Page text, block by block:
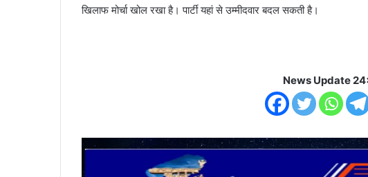
खिलाफ मोर्चा खोल रखा है। पार्टी यहां से उम्मीदवार बदल सकती है।
News Update